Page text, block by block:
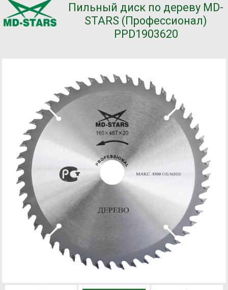
Пильный диск по дереву MD-
STARS (Профессионал)
PPD1903620